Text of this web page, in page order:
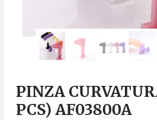
PINZA
PCS) AF03800A